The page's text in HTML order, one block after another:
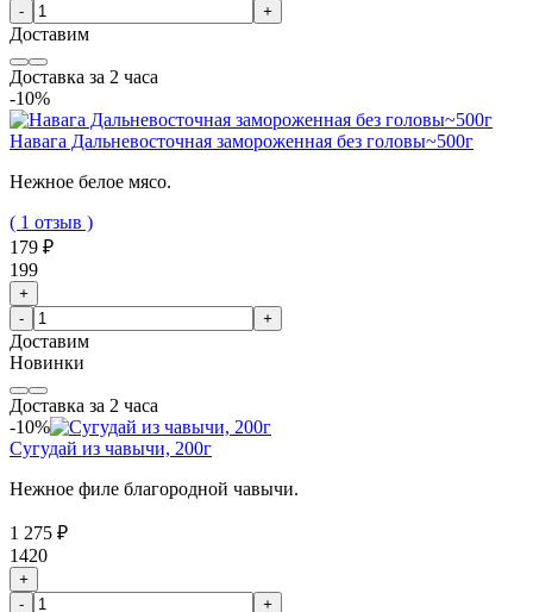
-
+
Доставим
Доставка за 2 часа
-10%
Навага Дальневосточная замороженная без головы~500г
Нежное белое мясо.
( 1 отзыв )
179 ₽
199
+
-
+
Доставим
Новинки
Доставка за 2 часа
-10%
Сугудай из чавычи, 200г
Нежное филе благородной чавычи.
1 275 ₽
1420
+
-
+